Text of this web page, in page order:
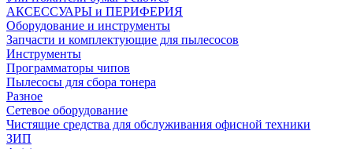
АКСЕССУАРЫ и ПЕРИФЕРИЯ
Оборудование и инструменты
Запчасти и комплектующие для пылесосов
Инструменты
Программаторы чипов
Пылесосы для сбора тонера
Разное
Сетевое оборудование
Чистящие средства для обслуживания офисной техники
ЗИП